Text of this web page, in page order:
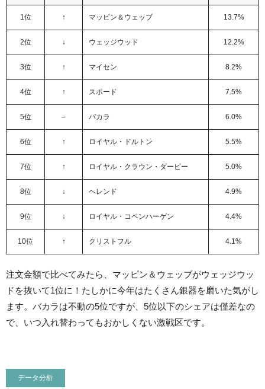
1位 ↑ マッピン＆ウェッブ 13.7%
2位 ↓ ウェッジウッド 12.2%
3位 ↑ マイセン 8.2%
4位 ↑ スポード 7.5%
5位 – バカラ 6.0%
6位 ↑ ロイヤル・ドルトン 5.5%
7位 ↑ ロイヤル・クラウン・ダービー 5.0%
8位 ↓ ヘレンド 4.9%
9位 ↓ ロイヤル・コペンハーゲン 4.4%
10位 ↑ クリストフル 4.1%
注文金額で比べてみたら、マッピン＆ウェッブがウェッジウッ
ドを抜いて1位に！たしかに今年はたくさん銀器を磨いた気がし
ます。バカラは不動の5位ですが、5位以下のシェアは僅差なの
で、いつ入れ替わってもおかしくない激戦区です。
データ分析